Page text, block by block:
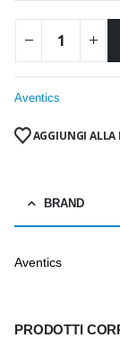
Aventics
AGGIUNGI ALLA
BRAND
Aventics
PRODOTTI